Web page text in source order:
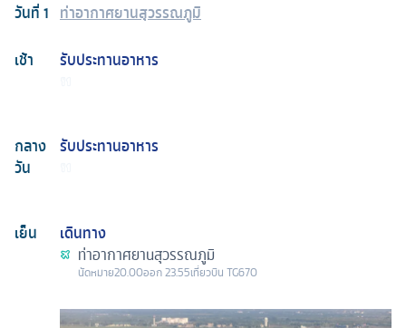
วันที่1 ท่าอากาศยานสุวรรณภูมิ
เช้า
รับประทานอาหาร
กลาง
วัน
รับประทานอาหาร
เย็น
เดินทาง
ท่าอากาศยานสุวรรณภูมิ
นัดหมาย20.00ออก23.55เที่ยวบิน TG670